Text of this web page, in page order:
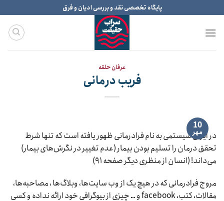
to
content
پایگاه تخصصی نقد و بررسی ادیان و فرق
عرفان حلقه
فریب درمانی
10
مهر
در ایران سیستمی به نام فرادرمانی ظهور یافته است که تنها شرط
تحقق درمان را تسلیم بودن بیمار (عدم تغییر در نگرش‌های بیمار)
می‌داند! (انسان از منظری دیگر صفحه ۹۱)
مروج فرادرمانی که در هیچ یک از وب سایت‌ها، وبلاگ‌ها ، مصاحبه‌ها،
مقالات، کتب، facebook و … چیزی از بیوگرافی خود ارائه نداده و کسی